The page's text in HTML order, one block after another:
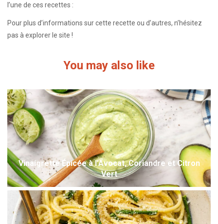
l’une de ces recettes :
Pour plus d’informations sur cette recette ou d’autres, n’hésitez
pas à explorer le site !
You may also like
Vinaigrette Épicée à l’Avocat, Coriandre et Citron
Vert